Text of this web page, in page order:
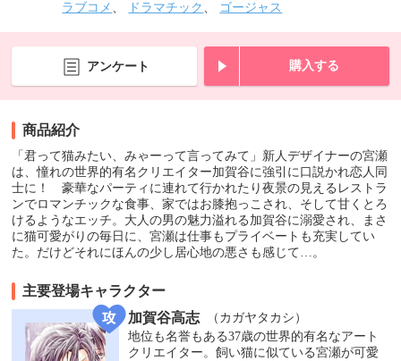
ラブコメ 、 ドラマチック 、 ゴージャス
アンケート 購入する
商品紹介
「君って猫みたい、みゃーって言ってみて」新人デザイナーの宮瀬
は、憧れの世界的有名クリエイター加賀谷に強引に口説かれ恋人同
士に！ 豪華なパーティに連れて行かれたり夜景の見えるレストラ
ンでロマンチックな食事、家ではお膝抱っこされ、そして甘くとろ
けるようなエッチ。大人の男の魅力溢れる加賀谷に溺愛され、まさ
に猫可愛がりの毎日に、宮瀬は仕事もプライベートも充実してい
た。だけどそれにほんの少し居心地の悪さも感じて…。
主要登場キャラクター
加賀谷高志
（カガヤタカシ）
地位も名誉もある37歳の世界的有名なアート
クリエイター。飼い猫に似ている宮瀬が可愛